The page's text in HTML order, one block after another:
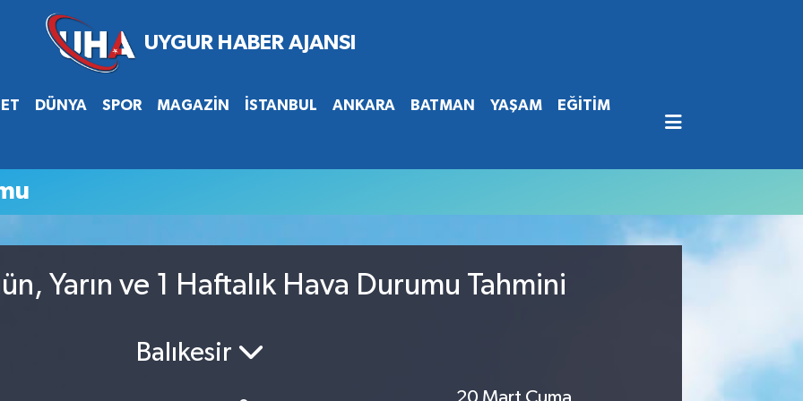
DÜNYA SPOR MAGAZİN İSTANBUL ANKARA BATMAN YAŞAM EĞİTİM
Yarın ve 1 Haftalık Hava Durumu Tahmini
Balıkesir